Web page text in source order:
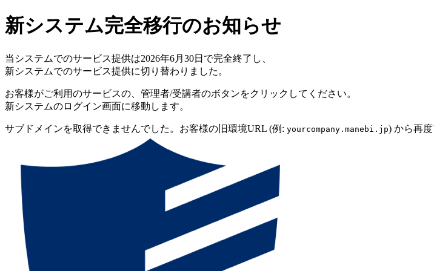
新システム完全移行のお知らせ
当システムでのサービス提供は2026年6月30日で完全終了し、
新システムでのサービス提供に切り替わりました。
お客様がご利用のサービスの、管理者/受講者のボタンをクリックしてください。
新システムのログイン画面に移動します。
サブドメインを取得できませんでした。お客様の旧環境URL (例: yourcompany.manebi.jp) から再